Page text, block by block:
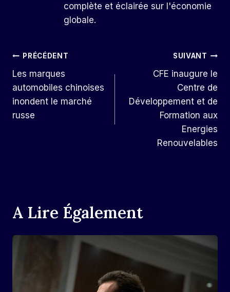
complète et éclairée sur l'économie
globale.
Navigation
De
L’article
PRÉCÉDENT
Les marques
automobiles chinoises
inondent le marché
russe
SUIVANT
CFE inaugure le
Centre de
Développement et de
Formation aux
Energies
Renouvelables
A Lire Également